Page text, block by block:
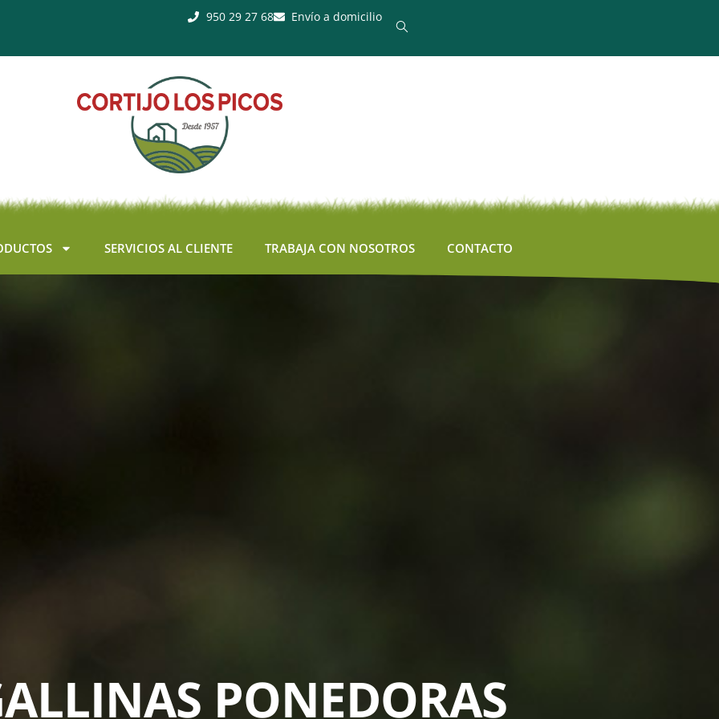
950 29 27 68 Envío a domicilio
SERVICIOS AL CLIENTE TRABAJA CON NOSOTROS CONTACTO
PONEDORAS